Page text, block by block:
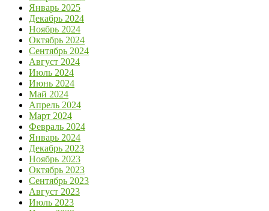
Январь 2025
Декабрь 2024
Ноябрь 2024
Октябрь 2024
Сентябрь 2024
Август 2024
Июль 2024
Июнь 2024
Май 2024
Апрель 2024
Март 2024
Февраль 2024
Январь 2024
Декабрь 2023
Ноябрь 2023
Октябрь 2023
Сентябрь 2023
Август 2023
Июль 2023